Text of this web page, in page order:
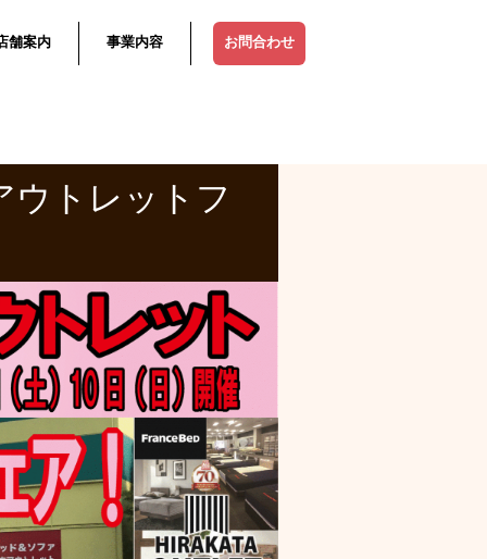
舗案内 事業内容 お問合わせ
トレットフ